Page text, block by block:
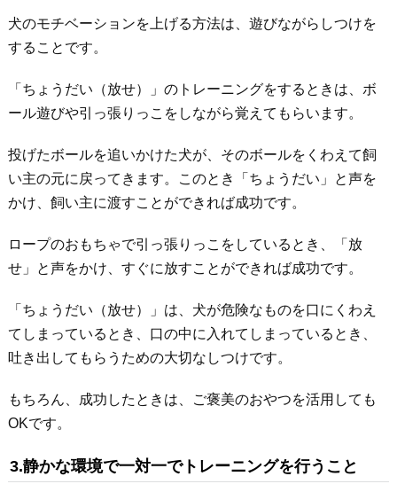
犬のモチベーションを上げる方法は、遊びながらしつけを
することです。
「ちょうだい（放せ）」のトレーニングをするときは、ボ
ール遊びや引っ張りっこをしながら覚えてもらいます。
投げたボールを追いかけた犬が、そのボールをくわえて飼
い主の元に戻ってきます。このとき「ちょうだい」と声を
かけ、飼い主に渡すことができれば成功です。
ロープのおもちゃで引っ張りっこをしているとき、「放
せ」と声をかけ、すぐに放すことができれば成功です。
「ちょうだい（放せ）」は、犬が危険なものを口にくわえ
てしまっているとき、口の中に入れてしまっているとき、
吐き出してもらうための大切なしつけです。
もちろん、成功したときは、ご褒美のおやつを活用しても
OKです。
3.静かな環境で一対一でトレーニングを行うこと